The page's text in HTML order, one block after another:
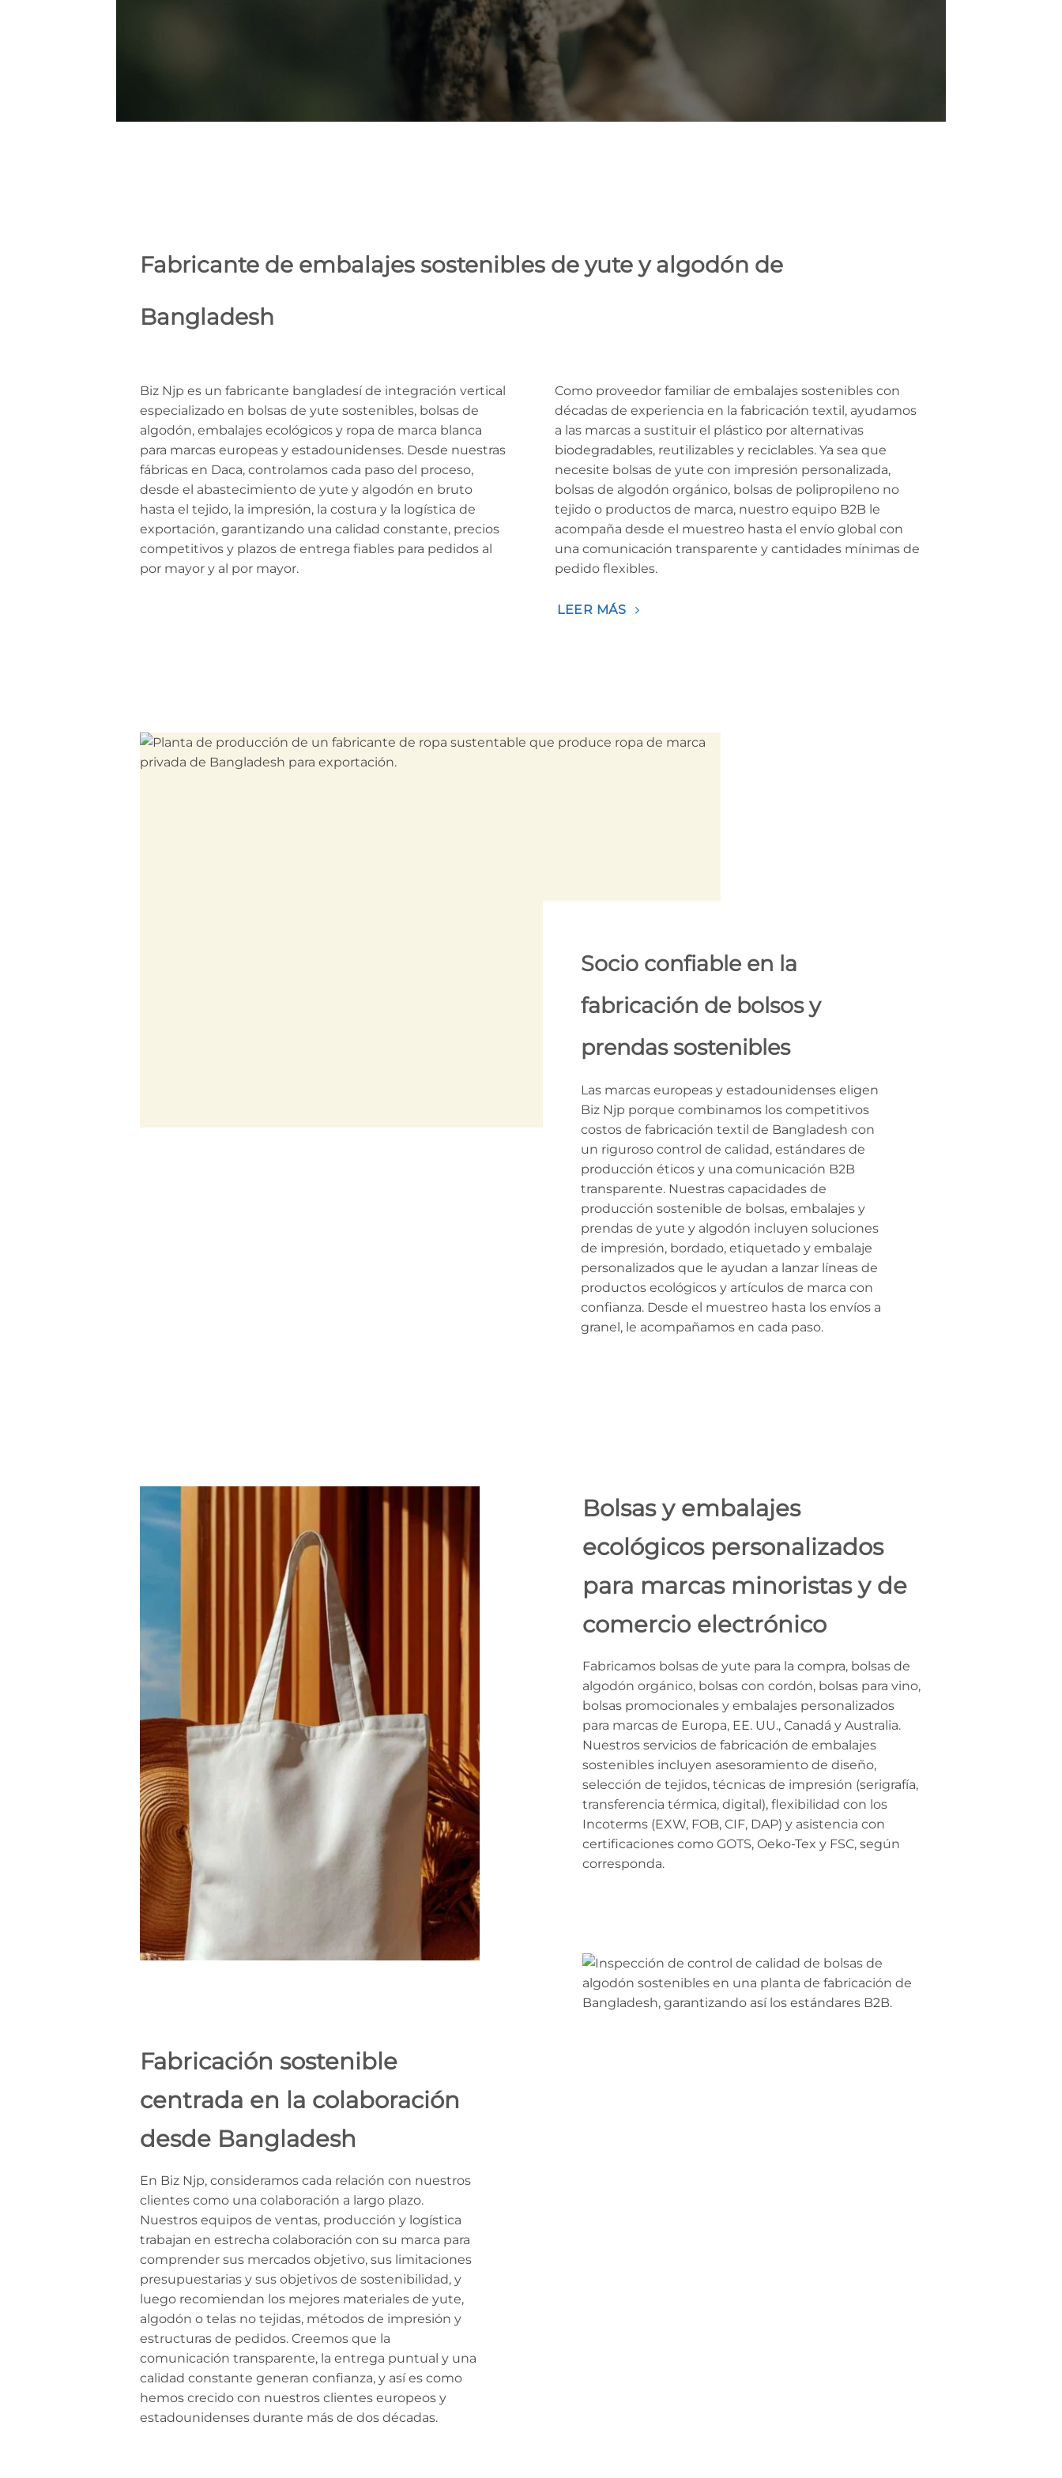
Fabricante de embalajes sostenibles de yute y algodón de
Bangladesh
Biz Njp es un fabricante bangladesí de integración vertical
especializado en bolsas de yute sostenibles, bolsas de
algodón, embalajes ecológicos y ropa de marca blanca
para marcas europeas y estadounidenses. Desde nuestras
fábricas en Daca, controlamos cada paso del proceso,
desde el abastecimiento de yute y algodón en bruto
hasta el tejido, la impresión, la costura y la logística de
exportación, garantizando una calidad constante, precios
competitivos y plazos de entrega fiables para pedidos al
por mayor y al por mayor.
Como proveedor familiar de embalajes sostenibles con
décadas de experiencia en la fabricación textil, ayudamos
a las marcas a sustituir el plástico por alternativas
biodegradables, reutilizables y reciclables. Ya sea que
necesite bolsas de yute con impresión personalizada,
bolsas de algodón orgánico, bolsas de polipropileno no
tejido o productos de marca, nuestro equipo B2B le
acompaña desde el muestreo hasta el envío global con
una comunicación transparente y cantidades mínimas de
pedido flexibles.
LEER MÁS
Socio confiable en la
fabricación de bolsos y
prendas sostenibles
Las marcas europeas y estadounidenses eligen
Biz Njp porque combinamos los competitivos
costos de fabricación textil de Bangladesh con
un riguroso control de calidad, estándares de
producción éticos y una comunicación B2B
transparente. Nuestras capacidades de
producción sostenible de bolsas, embalajes y
prendas de yute y algodón incluyen soluciones
de impresión, bordado, etiquetado y embalaje
personalizados que le ayudan a lanzar líneas de
productos ecológicos y artículos de marca con
confianza. Desde el muestreo hasta los envíos a
granel, le acompañamos en cada paso.
Fabricación sostenible
centrada en la colaboración
desde Bangladesh
En Biz Njp, consideramos cada relación con nuestros
clientes como una colaboración a largo plazo.
Nuestros equipos de ventas, producción y logística
trabajan en estrecha colaboración con su marca para
comprender sus mercados objetivo, sus limitaciones
presupuestarias y sus objetivos de sostenibilidad, y
luego recomiendan los mejores materiales de yute,
algodón o telas no tejidas, métodos de impresión y
estructuras de pedidos. Creemos que la
comunicación transparente, la entrega puntual y una
calidad constante generan confianza, y así es como
hemos crecido con nuestros clientes europeos y
estadounidenses durante más de dos décadas.
Bolsas y embalajes
ecológicos personalizados
para marcas minoristas y de
comercio electrónico
Fabricamos bolsas de yute para la compra, bolsas de
algodón orgánico, bolsas con cordón, bolsas para vino,
bolsas promocionales y embalajes personalizados
para marcas de Europa, EE. UU., Canadá y Australia.
Nuestros servicios de fabricación de embalajes
sostenibles incluyen asesoramiento de diseño,
selección de tejidos, técnicas de impresión (serigrafía,
transferencia térmica, digital), flexibilidad con los
Incoterms (EXW, FOB, CIF, DAP) y asistencia con
certificaciones como GOTS, Oeko-Tex y FSC, según
corresponda.